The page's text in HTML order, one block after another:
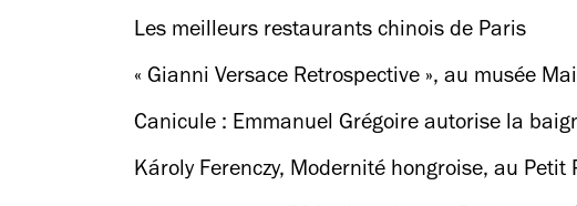
Les meilleurs restaurants chinois de Paris
« Gianni Versace Retrospective », au musée
Canicule : Emmanuel Grégoire autorise la
Károly Ferenczy, Modernité hongroise, au Petit